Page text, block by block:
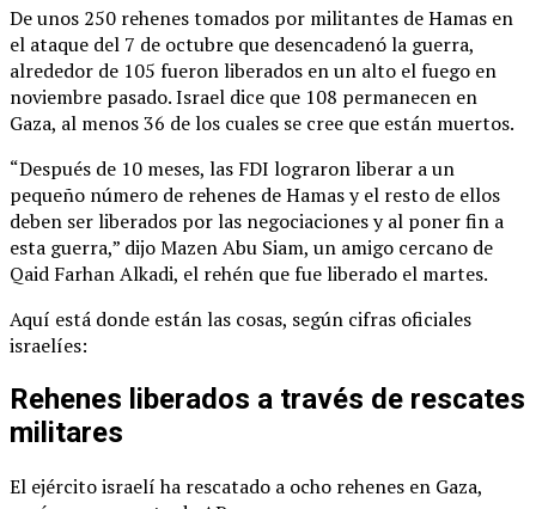
De unos 250 rehenes tomados por militantes de Hamas en
el ataque del 7 de octubre que desencadenó la guerra,
alrededor de 105 fueron liberados en un alto el fuego en
noviembre pasado. Israel dice que 108 permanecen en
Gaza, al menos 36 de los cuales se cree que están muertos.
“Después de 10 meses, las FDI lograron liberar a un
pequeño número de rehenes de Hamas y el resto de ellos
deben ser liberados por las negociaciones y al poner fin a
esta guerra,” dijo Mazen Abu Siam, un amigo cercano de
Qaid Farhan Alkadi, el rehén que fue liberado el martes.
Aquí está donde están las cosas, según cifras oficiales
israelíes:
Rehenes liberados a través de rescates
militares
El ejército israelí ha rescatado a ocho rehenes en Gaza,